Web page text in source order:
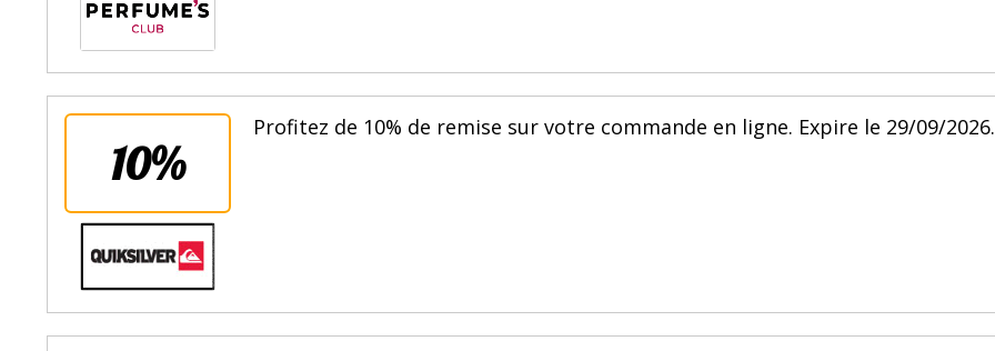
10%
Profitez de 10% de remise sur votre commande en ligne. Expire le 29/09/2026.